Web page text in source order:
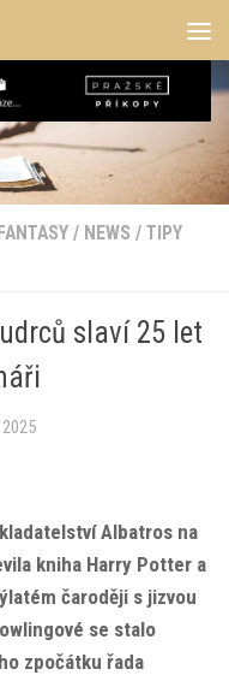
FANTASY / NEWS / TIPY
slaví 25 let
2025
Albatros na
kniha Harry Potter a
čaroději s jizvou
se stalo
zpočátku řada